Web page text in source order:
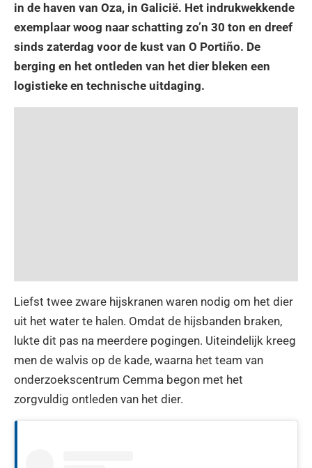
in de haven van Oza, in Galicië. Het indrukwekkende
exemplaar woog naar schatting zo’n 30 ton en dreef
sinds zaterdag voor de kust van O Portiño. De
berging en het ontleden van het dier bleken een
logistieke en technische uitdaging.
Liefst twee zware hijskranen waren nodig om het dier
uit het water te halen. Omdat de hijsbanden braken,
lukte dit pas na meerdere pogingen. Uiteindelijk kreeg
men de walvis op de kade, waarna het team van
onderzoekscentrum Cemma begon met het
zorgvuldig ontleden van het dier.